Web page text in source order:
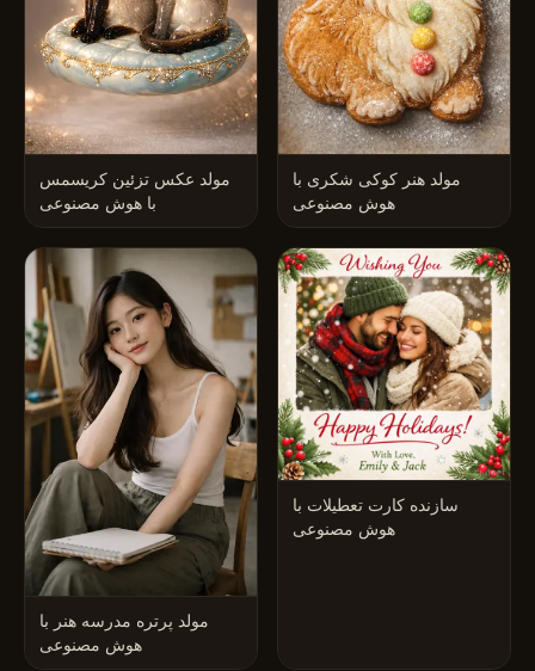
مولد عکس تزئین کریسمس
با هوش مصنوعی
مولد هنر کوکی شکری با
هوش مصنوعی
مولد پرتره مدرسه هنر با
هوش مصنوعی
سازنده کارت تعطیلات با
هوش مصنوعی